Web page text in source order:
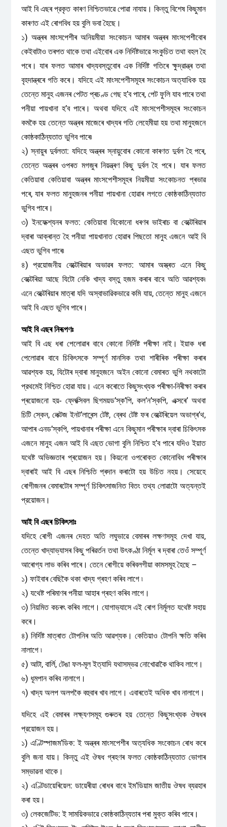
আই বি এছৰ প্রকৃত কাৰণ নিশ্চিতভাৱে পোৱা নাযায়। কিন্তু বিশেষ কিছুমান
কাৰণত এই ৰোগবিধ হয় বুলি ভবা হৈছে।
১) অন্ত্ৰৰ মাংসপেশীৰ অনিয়মীয়া সংকোচন আমাৰ অন্ত্ৰৰ মাংসপেশীবোৰ
কেইবাটাও তৰপত থাকে তথা এইবোৰ এক নিৰ্দিষ্টভাৱে সংকুচিত তথা বহল হৈ
পৰে। যাৰ ফলত আমাৰ খাদ্যবস্তুবোৰ এক নির্দিষ্ট গতিৰে ক্ষুদ্রান্ত্ৰ তথা
বৃহদান্ত্ৰৰে গতি কৰে। যদিহে এই মাংসপেশীসমূহৰ সংকোচন অত্যাধিক হয়
তেন্তে মানুহ এজনৰ পেটত প্ৰচণ্ড গেছ হ’ব পাৰে, পেট ফুলি যাব পাৰে তথা
পনীয়া পায়খানা হ’ব পাৰে। অথবা যদিহে এই মাংসপেশীসমূহৰ সংকোচন
কমকৈ হয় তেন্তে অন্ত্ৰৰ মাজেৰে খাদ্যৰ গতি লেহেমীয়া হয় তথা মানুহজনে
কোষ্ঠকাঠিন্যতাত ভুগিব পাৰে৷
২) স্নায়ুৰ দুৰ্বলতা: যদিহে অন্ত্ৰৰ স্নায়ুবোৰ কোনো কাৰণত দুৰ্বল হৈ পৰে,
তেন্তে অন্ত্ৰৰ ওপৰত মগজুৰ নিয়ন্ত্ৰণ কিছু দুর্বল হৈ পৰে। যাৰ ফলত
কেতিয়াবা কেতিয়াবা অন্ত্ৰৰ মাংসপেশীসমূহৰ নিয়মীয়া সংকোচনত প্ৰভাৱ
পৰে, যাৰ ফলত মানুহজনৰ পনীয়া পায়খানা হোৱাৰ লগতে কোষ্ঠকাঠিন্যতাত
ভুগিব পাৰে।
৩) ইনফেক্শ্যনৰ ফলত: কেতিয়াবা যিকোনো ধৰণৰ ভাইৰাচ বা বেক্টেৰিয়াৰ
দ্বাৰা আক্ৰান্ত হৈ পনীয়া পায়খানাত হোৱাৰ পিছতো মানুহ এজনে আই বি
এছত ভুগিব পাৰে৷
৪) প্রয়োজনীয় বেক্টেৰিয়াৰ অভাৱৰ ফলত: আমাৰ অস্ত্ৰত এনে কিছু
বেক্টেৰিয়া আছে যিটো নেকি খাদ্য বস্তু হজম কৰাৰ বাবে অতি আৱশ্যক৷
এনে বেক্টেৰিয়াৰ মাত্ৰা যদি অস্বাভাৱিকভাৱে কমি যায়, তেন্তে মানুহ এজনে
আই বি এছত ভুগিব পাৰে।
আই বি এছৰ নিৰূপণঃ
আই বি এছ ধৰা পেলোৱাৰ বাবে কোনো নির্দিষ্ট পৰীক্ষা নাই। ইয়াক ধৰা
পেলোৱাৰ বাবে চিকিৎসকে সম্পূর্ণ মানসিক তথা শাৰীৰিক পৰীক্ষা কৰাৰ
আৱশ্যক হয়, যিটোৰ দ্বাৰা মানুহজনে অইন কোনো বেমাৰত ভুগি নথকাটো
প্রথমেই নিশ্চিত হোৱা যায়। এনে কৰোতে কিছুসংখ্যক পৰীক্ষা-নিৰীক্ষা কৰাৰ
প্ৰয়োজনো হয়- ফ্লেক্সিবল ছিগময়ড’স্ক’পি, কল’ন’স্কপি, এক্সৰে’ অথবা
চিটি স্কেন, লেক্টজ ইনট’লাৰেন্স টেষ্ট, ব্ৰেথ টেষ্ট ফৰ বেক্টেৰিয়েল অভাগ্ৰ’থ,
আপাৰ এনড’স্কপি, পায়খানাৰ পৰীক্ষা এনে কিছুমান পৰীক্ষাৰ দ্বাৰা চিকিৎসক
এজনে মানুহ এজন আই বি এছত ভোগা বুলি নিশ্চিত হ’ব পাৰে যদিও ইয়াত
যথেষ্ট অভিজ্ঞতাৰ প্ৰয়োজন হয়। কিয়নো ওপৰোক্ত কোনোবিধ পৰীক্ষাৰ
দ্বাৰাই আই বি এছৰ নিশ্চিতি প্ৰদান কৰাটো হয় উচিত নহয়। সেয়েহে
ৰোগীজনৰ বেমাৰটোৰ সম্পূৰ্ণ চিকিৎসাজনিত বিতং তথ্য লোৱাটো অত্যন্তই
প্রয়োজন।
আই বি এছৰ চিকিৎসাঃ
যদিহে ৰোগী এজনৰ দেহত অতি লঘুভাৱে বেমাৰৰ লক্ষণসমূহ দেখা যায়,
তেন্তে খাদ্যাভ্যাসৰ কিছু পৰিৱৰ্তন তথা উৎকণ্ঠা নির্মূল ৰ দ্বাৰা তেওঁ সম্পূৰ্ণ
আৰোগ্য লাভ কৰিব পাৰে। তেনে ৰোগীয়ে কৰিবলগীয়া কামসমূহ হৈছে –
১) ফাইবাৰ বেছিকৈ থকা খাদ্য গ্ৰহণ কৰিব লাগে ৷
২) যথেষ্ট পৰিমাণৰ পনীয়া আহাৰ গ্ৰহণ কৰিব লাগে।
৩) নিয়মিত কচৰৎ কৰিব লাগে। যোগাভ্যাসে এই ৰোগ নির্মূলত যথেষ্ট সহায়
কৰে।
৪) নির্দিষ্ট মাত্ৰাত টোপনিৰ অতি আৱশ্যক। কেতিয়াও টোপনি ক্ষতি কৰিব
নালাগে ৷
৫) আটা, বার্লি, টেঙা ফল-মূল ইত্যাদি যথাসম্ভৱ নোখোৱাকৈ থাকিব লাগে।
৬) ধূমপান কৰিব নালাগে।
৭) খাদ্য অলপ অলপকৈ বহুবাৰ খাব লাগে। এবাৰতেই অধিক খাব নালাগে।
যদিহে এই বেমাৰৰ লক্ষ্যণসমূহ গুৰুতৰ হয় তেন্তে কিছুসংখ্যক ঔষধৰ
প্রয়োজন হয়।
১) এণ্টিস্পাজম’ডিক: ই অন্ত্ৰৰ মাংসপেশীৰ অত্যধিক সংকোচন ৰোধ কৰে
বুলি জনা যায়। কিন্তু এই ঔষধ গ্ৰহণৰ ফলত কোষ্ঠকাঠিন্যতাত ভোগাৰ
সম্ভাৱনা থাকে।
২) এণ্টিডায়েৰিয়েল: ডায়েৰীয়া ৰোধৰ বাবে ইম’ডিয়াম জাতীয় ঔষধ ব্যৱহাৰ
কৰা হয়।
৩) লেকজেটিভ: ই সাময়িকভাৱে কোষ্ঠকাঠিন্যতাৰ পৰা মুক্ত কৰিব পাৰে।